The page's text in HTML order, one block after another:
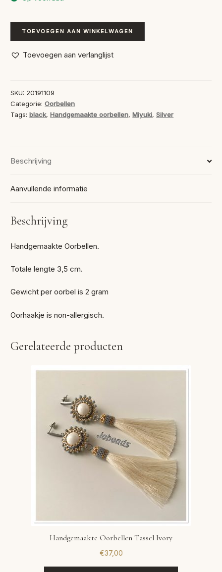
Handgemaakte
Oorbellen
Black-
TOEVOEGEN AAN WINKELWAGEN
Toevoegen aan verlanglijst
SKU: 20191109
Categorie:Oorbellen
Tags:black,Handgemaakte oorbellen,Miyuki,Silver
Beschrijving
Aanvullende informatie
Beschrijving
Handgemaakte Oorbellen.
Totale lengte 3,5 cm.
Gewicht per oorbel is 2 gram
Oorhaakje is non-allergisch.
Gerelateerde producten
Handgemaakte Oorbellen Tassel Ivory
€37,00